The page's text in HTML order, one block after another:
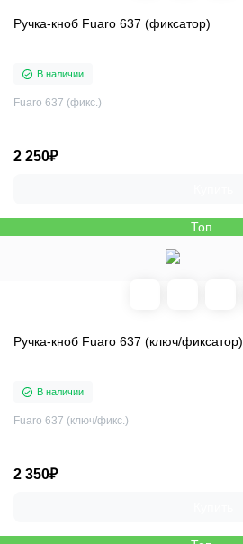
Ручка-кноб Fuaro 637 (фиксатор)
В наличии
Fuaro 637 (фикс.)
2 250₽
Топ
Ручка-кноб Fuaro 637 (ключ/фиксатор)
В наличии
Fuaro 637 (ключ/фикс.)
2 350₽